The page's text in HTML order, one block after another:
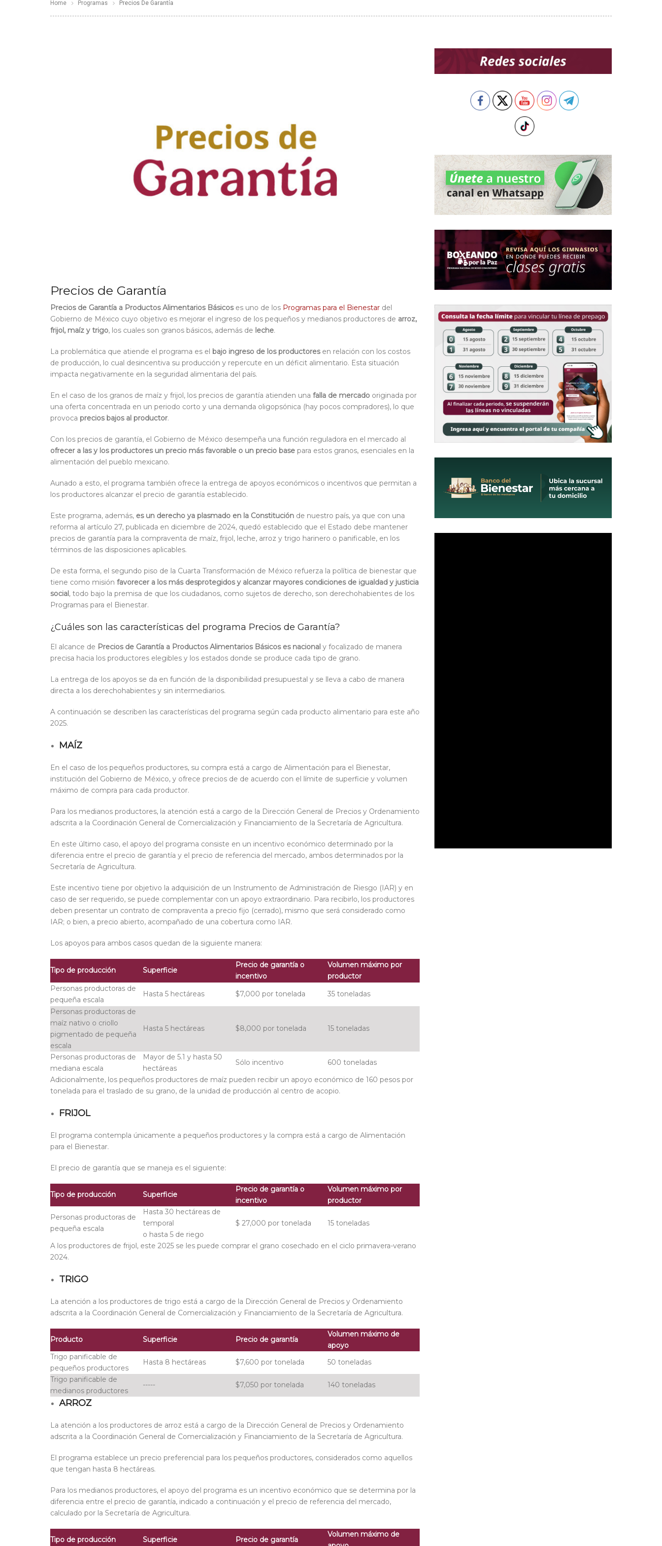
Home Programas Precios De Garantía
Precios de Garantía
Precios de Garantía a Productos Alimentarios Básicoses uno de los Programas para el Bienestar del
Gobierno de México cuyo objetivo es mejorar el ingreso de los pequeños y medianos productores de arroz,
frijol, maíz y trigo, los cuales son granos básicos, además de leche.
La problemática que atiende el programa es el bajo ingreso de los productores en relación con los costos
de producción, lo cual desincentiva su producción y repercute en un déficit alimentario. Esta situación
impacta negativamente en la seguridad alimentaria del país.
En el caso de los granos de maíz y frijol, los precios de garantía atienden una falla de mercado originada por
una oferta concentrada en un periodo corto y una demanda oligopsónica (hay pocos compradores), lo que
provoca precios bajos al productor.
Con los precios de garantía, el Gobierno de México desempeña una función reguladora en el mercado al
ofrecer a las y los productores un precio más favorable o un precio base para estos granos, esenciales en la
alimentación del pueblo mexicano.
Aunado a esto, el programa también ofrece la entrega de apoyos económicos o incentivos que permitan a
los productores alcanzar el precio de garantía establecido.
Este programa, además, es un derecho ya plasmado en la Constitución de nuestro país, ya que con una
reforma al artículo 27, publicada en diciembre de 2024, quedó establecido que el Estado debe mantener
precios de garantía para la compraventa de maíz, frijol, leche, arroz y trigo harinero o panificable, en los
términos de las disposiciones aplicables.
De esta forma, el segundo piso de la Cuarta Transformación de México refuerza la política de bienestar que
tiene como misión favorecer a los más desprotegidos y alcanzar mayores condiciones de igualdad y justicia
social, todo bajo la premisa de que los ciudadanos, como sujetos de derecho, son derechohabientes de los
Programas para el Bienestar.
¿Cuáles son las características del programa Precios de Garantía?
El alcance de Precios de Garantía a Productos Alimentarios Básicos es nacional y focalizado de manera
precisa hacia los productores elegibles y los estados donde se produce cada tipo de grano.
La entrega de los apoyos se da en función de la disponibilidad presupuestal y se lleva a cabo de manera
directa a los derechohabientes y sin intermediarios.
A continuación se describen las características del programa según cada producto alimentario para este año
2025.
MAÍZ
En el caso de los pequeños productores, su compra está a cargo de Alimentación para el Bienestar,
institución del Gobierno de México, y ofrece precios de de acuerdo con el límite de superficie y volumen
máximo de compra para cada productor.
Para los medianos productores, la atención está a cargo de la Dirección General de Precios y Ordenamiento
adscrita a la Coordinación General de Comercialización y Financiamiento de la Secretaría de Agricultura.
En este último caso, el apoyo del programa consiste en un incentivo económico determinado por la
diferencia entre el precio de garantía y el precio de referencia del mercado, ambos determinados por la
Secretaría de Agricultura.
Este incentivo tiene por objetivo la adquisición de un Instrumento de Administración de Riesgo (IAR) y en
caso de ser requerido, se puede complementar con un apoyo extraordinario. Para recibirlo, los productores
deben presentar un contrato de compraventa a precio fijo (cerrado), mismo que será considerado como
IAR; o bien, a precio abierto, acompañado de una cobertura como IAR.
Los apoyos para ambos casos quedan de la siguiente manera:
Tipo de producción Superficie
Precio de garantía o
incentivo
Volumen máximo por
productor
Personas productoras de
pequeña escala
Hasta 5 hectáreas $7,000 por tonelada
35 toneladas
Personas productoras de
maíz nativo o criollo
pigmentado de pequeña
escala
Hasta 5 hectáreas $8,000 por tonelada 15 toneladas
Personas productoras de
mediana escala
Mayor de 5.1 y hasta 50
hectáreas
Sólo incentivo
600 toneladas
Adicionalmente, los pequeños productores de maíz pueden recibir un apoyo económico de 160 pesos por
tonelada para el traslado de su grano, de la unidad de producción al centro de acopio.
FRIJOL
El programa contempla únicamente a pequeños productores y la compra está a cargo de Alimentación
para el Bienestar.
El precio de garantía que se maneja es el siguiente:
Tipo de producción Superficie
Precio de garantía o
incentivo
Volumen máximo por
productor
Personas productoras de
pequeña escala
Hasta 30 hectáreas de
temporal
o hasta 5 de riego
$ 27,000 por tonelada 15 toneladas
A los productores de frijol, este 2025 se les puede comprar el grano cosechado en el ciclo primavera-verano
2024.
TRIGO
La atención a los productores de trigo está a cargo de la Dirección General de Precios y Ordenamiento
adscrita a la Coordinación General de Comercialización y Financiamiento de la Secretaría de Agricultura.
Producto Superficie Precio de garantía
Volumen máximo de
apoyo
Trigo panificable de
pequeños productores
Hasta 8 hectáreas $7,600 por tonelada
50 toneladas
Trigo panificable de
medianos productores
----- $7,050 por tonelada 140 toneladas
ARROZ
La atención a los productores de arroz está a cargo de la Dirección General de Precios y Ordenamiento
adscrita a la Coordinación General de Comercialización y Financiamiento de la Secretaría de Agricultura.
El programa establece un precio preferencial para los pequeños productores, considerados como aquellos
que tengan hasta 8 hectáreas.
Para los medianos productores, el apoyo del programa es un incentivo económico que se determina por la
diferencia entre el precio de garantía, indicado a continuación y el precio de referencia del mercado,
calculado por la Secretaría de Agricultura.
Tipo de producción Superficie Precio de garantía
Volumen máximo de